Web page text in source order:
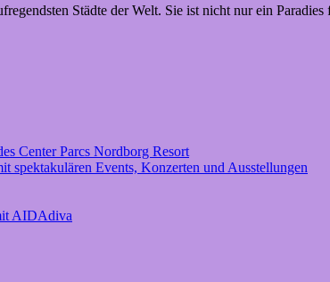
Städte der Welt. Sie ist nicht nur ein
Center Parcs Nordborg Resort
spektakulären Events, Konzerten und Ausstellungen
AIDAdiva